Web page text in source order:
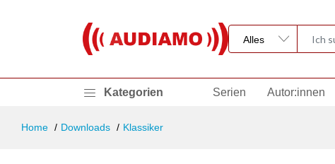
Kategorien Serien Autor:innen
Home Downloads Klassiker